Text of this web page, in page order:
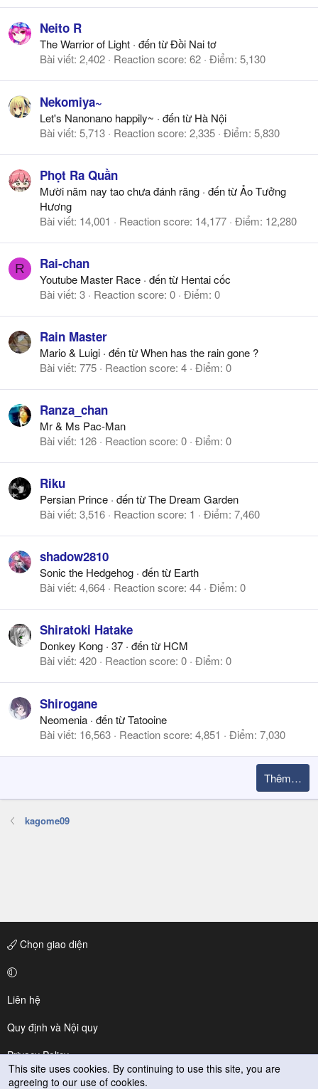
Neito R
The Warrior of Light · đến từĐồi Nai tơ
Bài viết 2,402 Reaction score 62 Điểm 5,130
Nekomiya~
Let's Nanonano happily~ · đến từ Hà Nội
Bài viết 5,713 Reaction score 2,335 Điểm 5,830
Phọt Ra Quần
Mười năm nay tao chưa đánh răng · đến từẢo Tưởng
Hương
Bài viết 14,001 Reaction score 14,177 Điểm 12,280
R Rai-chan
Youtube Master Race · đến từ Hentai cốc
Bài viết 3 Reaction score 0 Điểm 0
Rain Master
Mario & Luigi · đến từWhen has the rain gone ?
Bài viết 775 Reaction score 4 Điểm 0
Ranza_chan
Mr & Ms Pac-Man
Bài viết 126 Reaction score 0 Điểm 0
Riku
Persian Prince · đến từThe Dream Garden
Bài viết 3,516 Reaction score 1 Điểm 7,460
shadow2810
Sonic the Hedgehog · đến từ Earth
Bài viết 4,664 Reaction score 44 Điểm 0
Shiratoki Hatake
Donkey Kong · 37 · đến từ HCM
Bài viết 420 Reaction score 0 Điểm 0
Shirogane
Neomenia · đến từTatooine
Bài viết 16,563 Reaction score 4,851 Điểm 7,030
Thêm…
kagome09
Chọn giao diện
Liên hệ
Quy định và Nội quy
Privacy Policy
Trợ giúp
This site uses cookies. By continuing to use this site, you are
agreeing to our use of cookies.